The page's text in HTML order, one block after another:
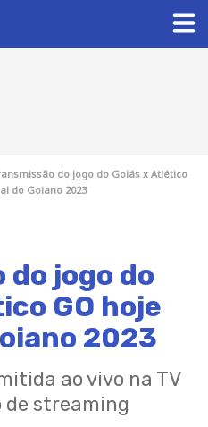
do jogo do Goiás x Atlético
do Goiano 2023
do jogo do
GO hoje
2023
ao vivo na TV
de streaming